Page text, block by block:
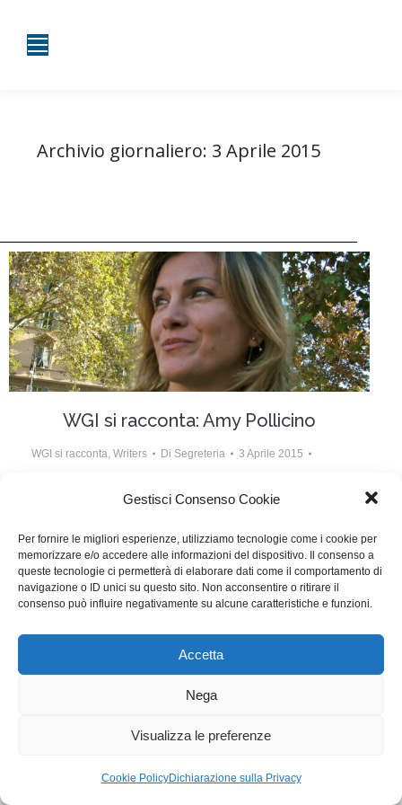
Gestisci Consenso Cookie
Per fornire le migliori esperienze, utilizziamo tecnologie come i cookie per
memorizzare e/o accedere alle informazioni del dispositivo. Il consenso a
queste tecnologie ci permetterà di elaborare dati come il comportamento di
navigazione o ID unici su questo sito. Non acconsentire o ritirare il
consenso può influire negativamente su alcune caratteristiche e funzioni.
Accetta
Nega
Visualizza le preferenze
Cookie PolicyDichiarazione sulla Privacy
Archivio giornaliero: 3 Aprile 2015
WGI si racconta: Amy Pollicino
WGI si racconta, Writers Di Segreteria 3 Aprile 2015
webseries, insieme a un gruppo di studenti della
Luiss.
+39 347 2461036
segreteria@writersguilditalia.it
WGItalia
Cookie & Privacy Policy